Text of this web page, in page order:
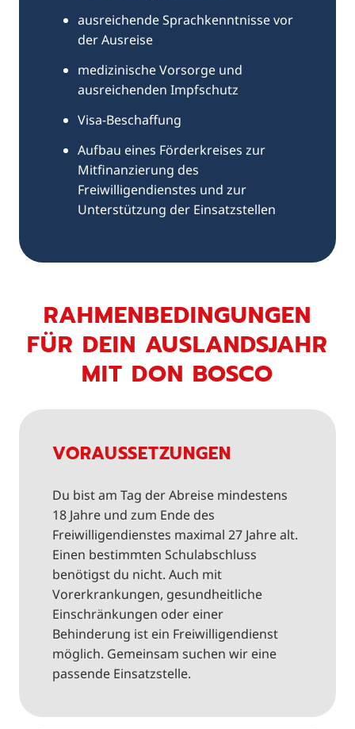
ausreichende Sprachkenntnisse vor
der Ausreise
medizinische Vorsorge und
ausreichenden Impfschutz
Visa-Beschaffung
Aufbau eines Förderkreises zur
Mitfinanzierung des
Freiwilligendienstes und zur
Unterstützung der Einsatzstellen
RAHMENBEDINGUNGEN
FÜR DEIN AUSLANDSJAHR
MIT DON BOSCO
VORAUSSETZUNGEN
Du bist am Tag der Abreise mindestens
18 Jahre und zum Ende des
Freiwilligendienstes maximal 27 Jahre alt.
Einen bestimmten Schulabschluss
benötigst du nicht. Auch mit
Vorerkrankungen, gesundheitliche
Einschränkungen oder einer
Behinderung ist ein Freiwilligendienst
möglich. Gemeinsam suchen wir eine
passende Einsatzstelle.